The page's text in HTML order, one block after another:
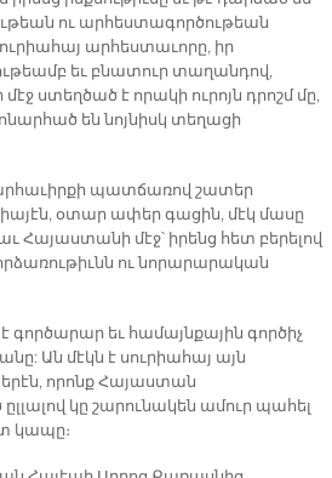
ու արհեստագործութեան
արհեստաւորը, իր
եւ բնատուր տաղանդով,
մէջ ստեղծած է որակի ուրոյն դրոշմ մը,
են նոյնիսկ տեղացի
պատճառով շատեր
օտար ափեր գացին, մէկ մասը
Հայաստանի մէջ՝ իրենց հետ բերելով
ու նորարարական
գործարար եւ համայնքային գործիչ
Ան մէկն է սուրիահայ այն
որոնք Հայաստան
կը շարունակեն ամուր պահել
կապը։